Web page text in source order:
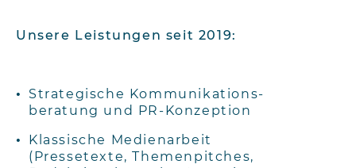
Unsere Leistungen seit 2019:
Strategische Kommunikations-
beratung und PR-Konzeption
Klassische Medienarbeit
(Pressetexte, Themenpitches,